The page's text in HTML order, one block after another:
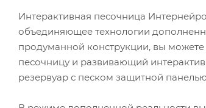
Интерактивная песочница
объединяющее технологии
продуманной конструкции, вы
песочницу и развивающий
резервуар с песком защитной